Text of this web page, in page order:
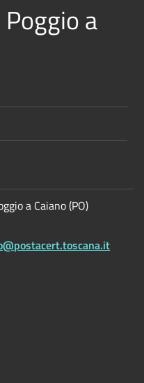
a
a Caiano (PO)